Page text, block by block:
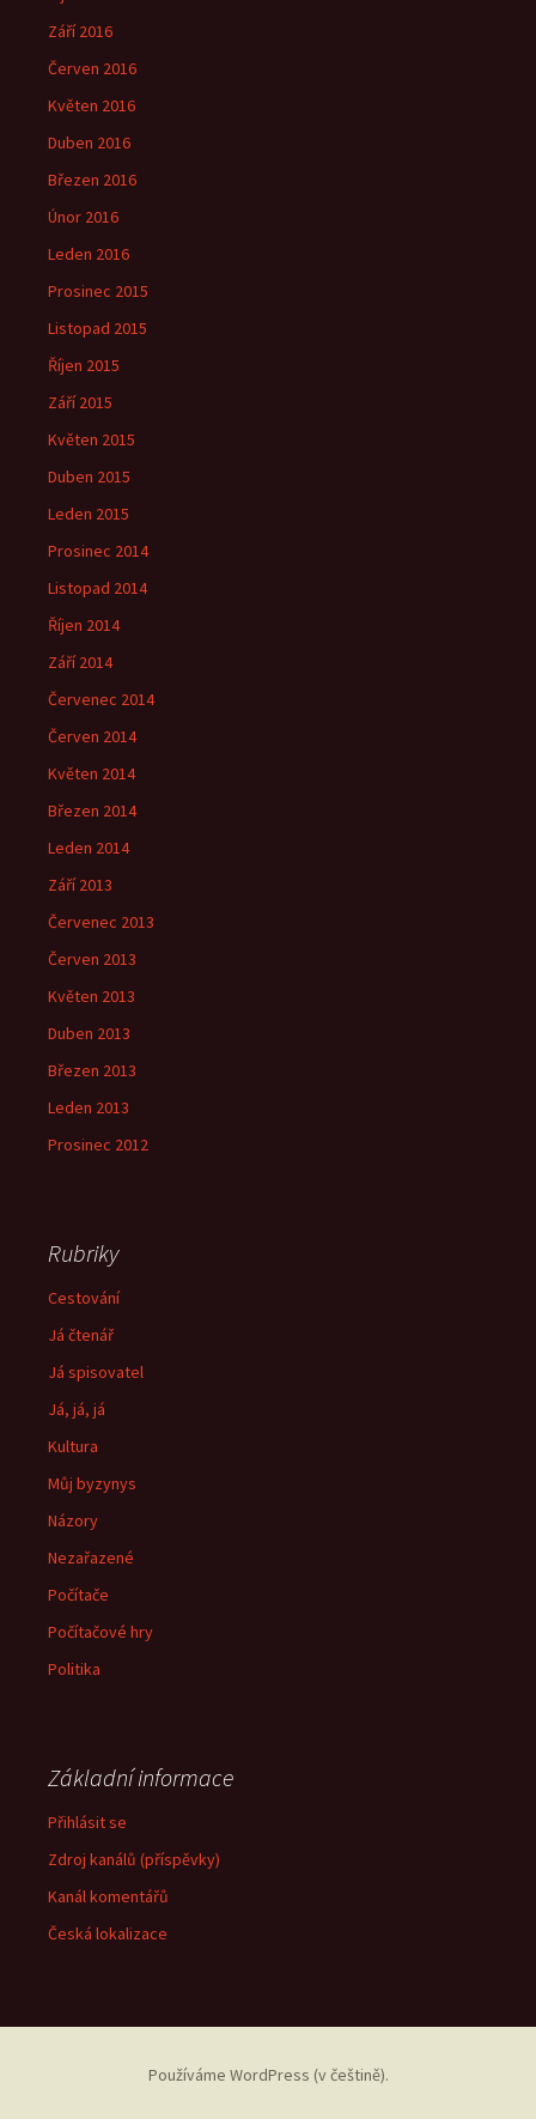
Září 2016
Červen 2016
Květen 2016
Duben 2016
Březen 2016
Únor 2016
Leden 2016
Prosinec 2015
Listopad 2015
Říjen 2015
Září 2015
Květen 2015
Duben 2015
Leden 2015
Prosinec 2014
Listopad 2014
Říjen 2014
Září 2014
Červenec 2014
Červen 2014
Květen 2014
Březen 2014
Leden 2014
Září 2013
Červenec 2013
Červen 2013
Květen 2013
Duben 2013
Březen 2013
Leden 2013
Prosinec 2012
Rubriky
Cestování
Já čtenář
Já spisovatel
Já, já, já
Kultura
Můj byzynys
Názory
Nezařazené
Počítače
Počítačové hry
Politika
Základní informace
Přihlásit se
Zdroj kanálů (příspěvky)
Kanál komentářů
Česká lokalizace
Používáme WordPress (v češtině).